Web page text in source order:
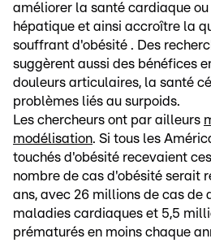
améliorer la santé cardiaque
hépatique et ainsi accroître la
souffrant d'obésité . Des
suggèrent aussi des bénéfices
douleurs articulaires, la santé
problèmes liés au surpoids.
Les chercheurs ont par ailleurs
modélisation. Si tous les
touchés d'obésité recevaient
nombre de cas d'obésité serait
ans, avec 26 millions de cas de
maladies cardiaques et 5,5
prématurés en moins chaque